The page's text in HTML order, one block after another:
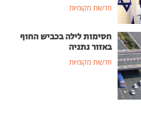
חדשות מקומיות
חסימות לילה בכביש החוף
באזור נתניה
חדשות מקומיות